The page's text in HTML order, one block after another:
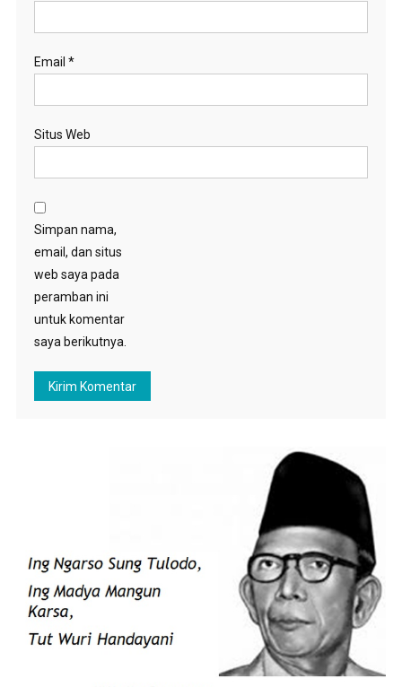
Email *
Situs Web
Simpan nama,
email, dan situs
web saya pada
peramban ini
untuk komentar
saya berikutnya.